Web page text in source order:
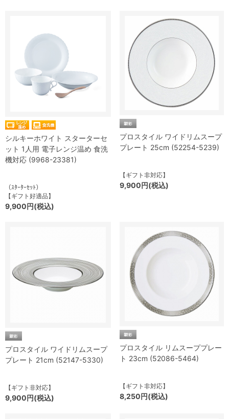
シルキーホワイト スターターセ
ット 1人用 電子レンジ温め 食洗
機対応 (9968-23381)
（ｽﾀｰﾀｰｾｯﾄ）
【ギフト好適品】
9,900円(税込)
プロスタイル ワイドリムスープ
プレート 25cm (52254-5239)
【ギフト非対応】
9,900円(税込)
プロスタイル ワイドリムスープ
プレート 21cm (52147-5330)
【ギフト非対応】
9,900円(税込)
プロスタイル リムスーププレー
ト 23cm (52086-5464)
【ギフト非対応】
8,250円(税込)